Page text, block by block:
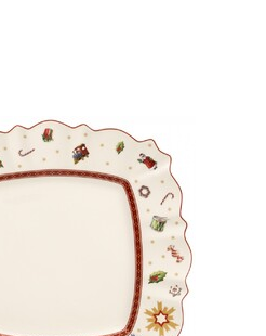
Trio Seltmann
-50%
+12бонусов